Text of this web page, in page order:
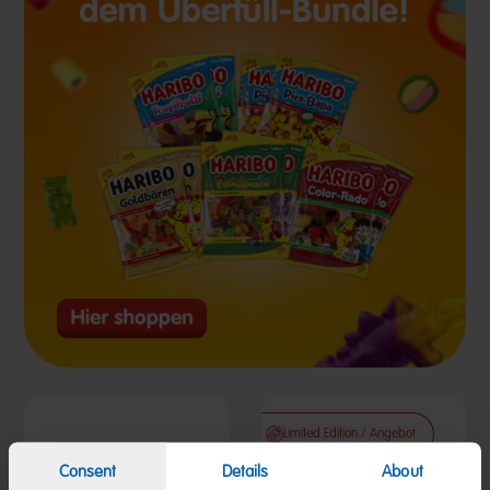
Consent Details About
Limited Edition / Angebot